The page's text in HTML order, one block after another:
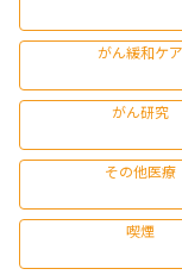
がん緩和ケア
がん研究
その他医療
喫煙